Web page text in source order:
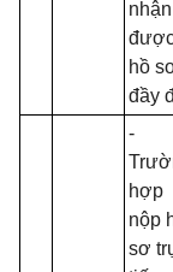
nhận
hồ
đầy
-
hợp
nộp
sơ